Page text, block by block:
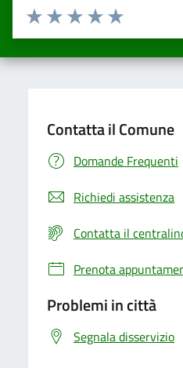
Valuta da 1 a 5 stelle la pagina
Valuta 5
Valuta 4 stelle su
Valuta 3 stelle su 5
Valuta 2 stelle su 5
Valuta una stella su 5
Contatta il Comune
Domande Frequenti
Richiedi assistenza
Contatta il
Prenota
Problemi in città
Segnala disservizio